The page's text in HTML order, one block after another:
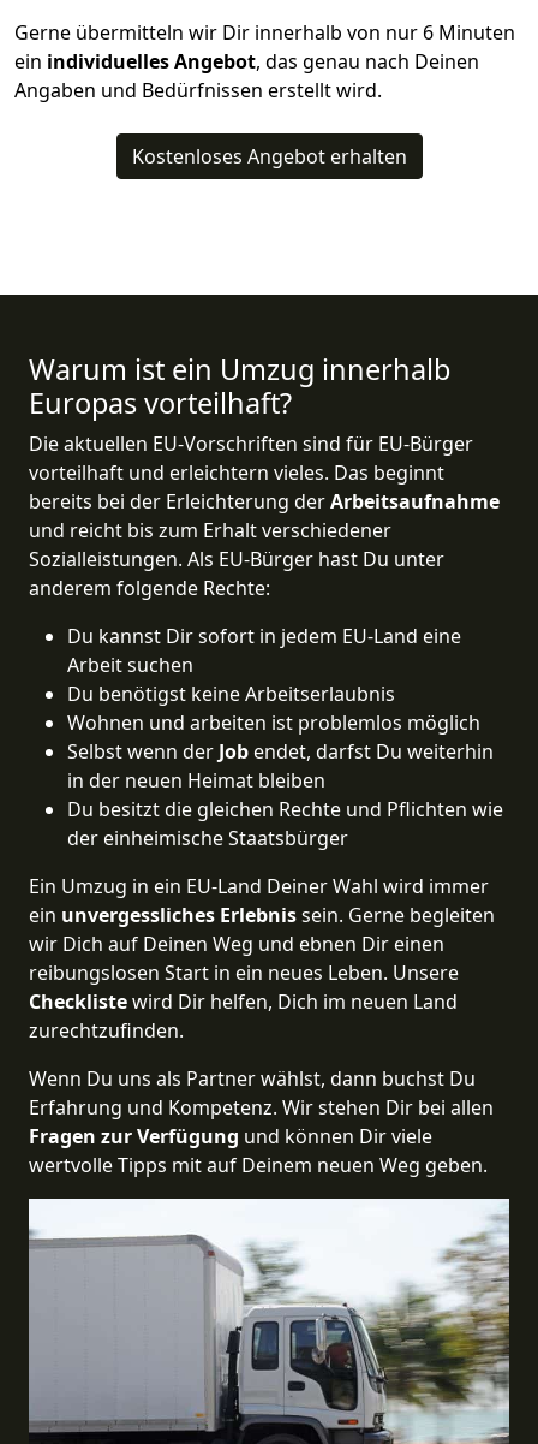
Gerne übermitteln wir Dir innerhalb von nur 6 Minuten
ein individuelles Angebot, das genau nach Deinen
Angaben und Bedürfnissen erstellt wird.
Kostenloses Angebot erhalten
Warum ist ein Umzug innerhalb
Europas vorteilhaft?
Die aktuellen EU-Vorschriften sind für EU-Bürger
vorteilhaft und erleichtern vieles. Das beginnt
bereits bei der Erleichterung derArbeitsaufnahme
und reicht bis zum Erhalt verschiedener
Sozialleistungen. Als EU-Bürger hast Du unter
anderem folgende Rechte:
Du kannst Dir sofort in jedem EU-Land eine
Arbeit suchen
Du benötigst keine Arbeitserlaubnis
Wohnen und arbeiten ist problemlos möglich
Selbst wenn der Job endet, darfst Du weiterhin
in der neuen Heimat bleiben
Du besitzt die gleichen Rechte und Pflichten wie
der einheimische Staatsbürger
Ein Umzug in ein EU-Land Deiner Wahl wird immer
ein unvergessliches Erlebnissein. Gerne begleiten
wir Dich auf Deinen Weg und ebnen Dir einen
reibungslosen Start in ein neues Leben. Unsere
Checklistewird Dir helfen, Dich im neuen Land
zurechtzufinden.
Wenn Du uns als Partner wählst, dann buchst Du
Erfahrung und Kompetenz. Wir stehen Dir bei allen
Fragen zur Verfügung und können Dir viele
wertvolle Tipps mit auf Deinem neuen Weg geben.